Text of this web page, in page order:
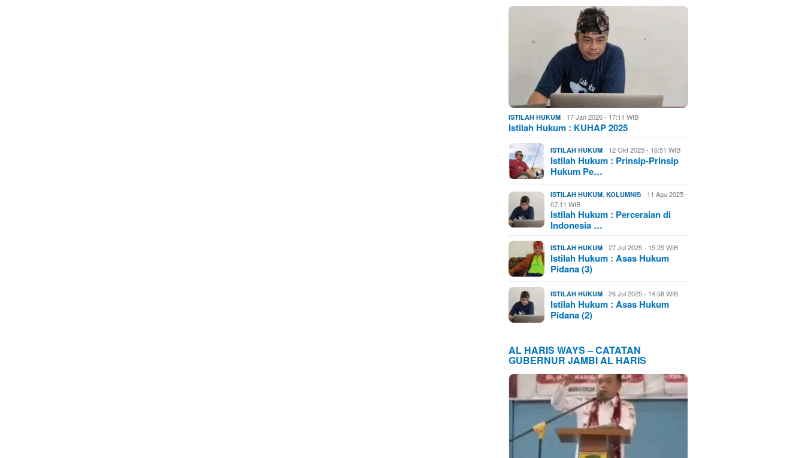
ISTILAH HUKUM 17 Jan 2026 - 17:11 WIB
Istilah Hukum : KUHAP 2025
ISTILAH HUKUM 12 Okt 2025 - 16:51 WIB
Istilah Hukum : Prinsip-Prinsip
Hukum Pe…
ISTILAH HUKUM ,KOLUMNIS
11 Agu 2025 -
07:11 WIB
Istilah Hukum : Perceraian di
Indonesia …
ISTILAH HUKUM 27 Jul 2025 - 15:25 WIB
Istilah Hukum : Asas Hukum
Pidana (3)
ISTILAH HUKUM 26 Jul 2025 - 14:58 WIB
Istilah Hukum : Asas Hukum
Pidana (2)
AL HARIS WAYS – CATATAN
GUBERNUR JAMBI AL HARIS